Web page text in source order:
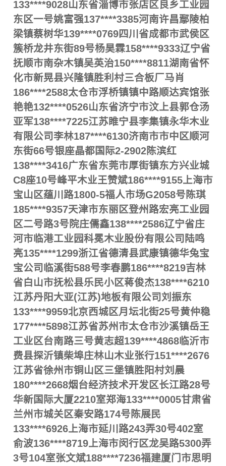
133****9028山东省淄博市张店区良乡工业园
东区一号姚富强137****3385河南许昌鄢陵柏
梁镇蔡树华139****0769四川省成都市武侯区
簇桥龙井东街89号杨昊霖158****9333辽宁省
抚顺市南杂木镇吴英治150****8811湖南省怀
化市新晃县兴隆镇胜利村三合板厂马肖
186****2588太仓市浮桥镇镇中路顺达宾馆张
艳艳132****0526山东省济宁市汶上县郭仓汤
亚军138****7225江苏睢宁县李集镇永华木业
有限公司李林187****6130济南市市中区顺河
东街66号银座晶都国际2-2902陈滨红
138****3416广东省东莞市厚街镇东方兴业城
C8座10号峰平木业王赞斌186****9155上海市
宝山区蕴川路1800-5福人市场G2058号陈琪
185****9357天津市东丽区登州路宏亮工业园
区二号路3号院庄儒鑫138****2586辽宁省庄
河市临港工业园科冕木业股份有限公司陆鸣
亮135****1299浙江省德清县武康镇德华兔宝
宝公司临溪街588号李春鹏186****8219吉林
省白山市抚松县乐民小区蒋俊杰138****6210
江苏丹阳大亚(江苏)地板有限公司刘振东
133****9959北京西城区月坛北街25号黄仲稳
177****5898江苏省苏州市太仓市沙溪镇岳王
工业区台南路三号黄志超139****4868临沂市
费县探沂镇柴埠庄林山木业张行151****2676
江苏省徐州市铜山区三堡镇胜阳村刘晨
180****2668烟台经济技术开发区长江路28号
华新国际大厦2210室郑海133****0005甘肃省
兰州市城关区秦安路174号陈展民
133****6926上海市延川路243弄30号402室
俞波136****8719上海市闵行区龙吴路5300弄
3号104室张文斌188****7236福建厦门市思明